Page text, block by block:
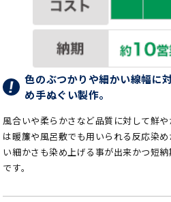
色のぶつかりや細かい線幅に
め手ぬぐい製作。
風合いや柔らかさなど品質に対して鮮
は暖簾や風呂敷でも用いられる反応染
い細かさも染め上げる事が出来かつ短
です。